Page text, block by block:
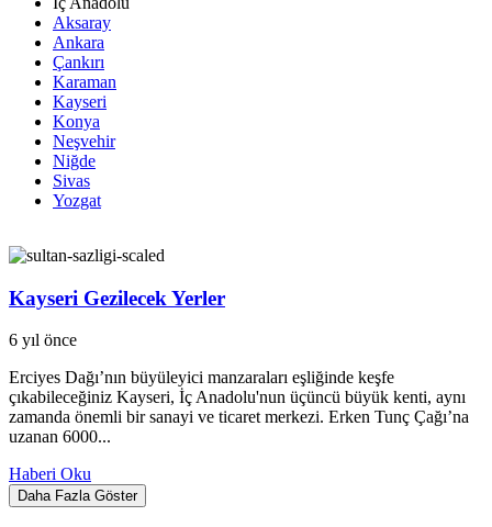
Aksaray
Ankara
Çankırı
Karaman
Kayseri
Konya
Neşvehir
Niğde
Sivas
Yozgat
Kayseri Gezilecek Yerler
6 yıl önce
Erciyes Dağı’nın büyüleyici manzaraları eşliğinde keşfe
çıkabileceğiniz Kayseri, İç Anadolu'nun üçüncü büyük kenti, aynı
zamanda önemli bir sanayi ve ticaret merkezi. Erken Tunç Çağı’na
uzanan 6000...
Haberi Oku
Daha Fazla Göster